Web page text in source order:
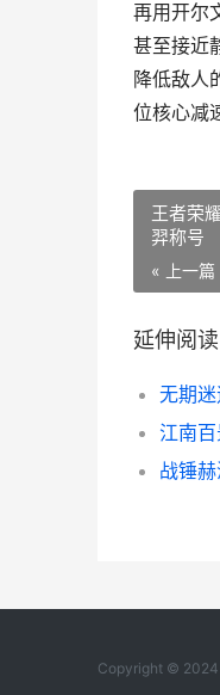
再用开尔
甚至接近
降低敌人
位核心减
王者荣
羿称号
« 上一篇
延伸阅读
无期
战锤
Copyright © 2024